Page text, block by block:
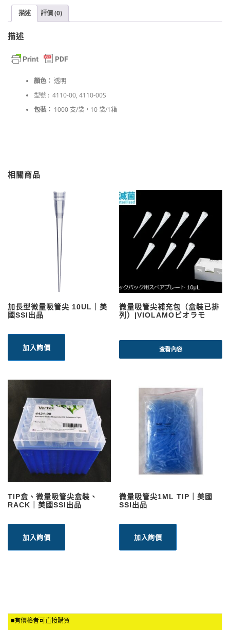
描述 評價 (0)
描述
顏色： 透明
型號 : 4110-00, 4110-00S
包裝： 1000 支/袋，10 袋/1箱
相關商品
加長型微量吸管尖 10UL｜美
國SSI出品
加入詢價
微量吸管尖補充包（盒裝已排
列）|VIOLAMOビオラモ
查看內容
TIP盒、微量吸管尖盒裝、
RACK｜美國SSI出品
加入詢價
微量吸管尖1ML TIP｜美國
SSI出品
加入詢價
■有價格者可直接購買